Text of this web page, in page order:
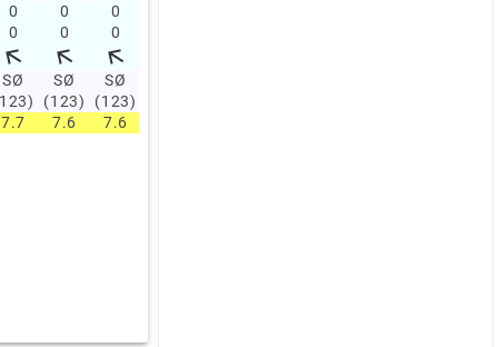
0 0 0
0 0 0
SØ
SØ
(123)
SØ
(123)
7.7 7.6 7.6